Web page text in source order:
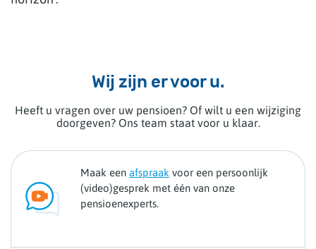
Wij zijn er voor u.
Heeft u vragen over uw pensioen? Of wilt u een wijziging
doorgeven? Ons team staat voor u klaar.
Maak een afspraak voor een persoonlijk
(video)gesprek met één van onze
pensioenexperts.